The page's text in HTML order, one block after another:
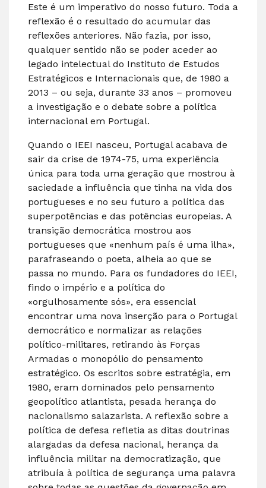
Este é um imperativo do nosso futuro. Toda a
reflexão é o resultado do acumular das
reflexões anteriores. Não fazia, por isso,
qualquer sentido não se poder aceder ao
legado intelectual do Instituto de Estudos
Estratégicos e Internacionais que, de 1980 a
2013 – ou seja, durante 33 anos – promoveu
a investigação e o debate sobre a política
internacional em Portugal.
Quando o IEEI nasceu, Portugal acabava de
sair da crise de 1974-75, uma experiência
única para toda uma geração que mostrou à
saciedade a influência que tinha na vida dos
portugueses e no seu futuro a política das
superpotências e das potências europeias. A
transição democrática mostrou aos
portugueses que «nenhum país é uma ilha»,
parafraseando o poeta, alheia ao que se
passa no mundo. Para os fundadores do IEEI,
findo o império e a política do
«orgulhosamente sós», era essencial
encontrar uma nova inserção para o Portugal
democrático e normalizar as relações
político-militares, retirando às Forças
Armadas o monopólio do pensamento
estratégico. Os escritos sobre estratégia, em
1980, eram dominados pelo pensamento
geopolítico atlantista, pesada herança do
nacionalismo salazarista. A reflexão sobre a
política de defesa refletia as ditas doutrinas
alargadas da defesa nacional, herança da
influência militar na democratização, que
atribuía à política de segurança uma palavra